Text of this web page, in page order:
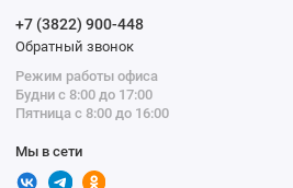
+7 (3822) 900-448
Обратный звонок
Режим работы офиса
Будни с 8:00 до 17:00
Пятница с 8:00 до 16:00
Мы в сети